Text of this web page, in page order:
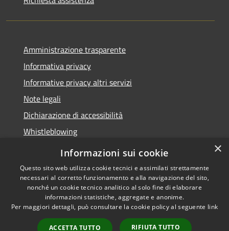
Amministrazione trasparente
Informativa privacy
Informative privacy altri servizi
Note legali
Dichiarazione di accessibilità
Whistleblowing
RSS
Accessibilità
Privacy
Copyright © 2026 • Comune di
Bussolengo • Powered by
Municipium•Accesso
redazione
×
Informazioni sui cookie
Questo sito web utilizza cookie tecnici e assimilati strettamente
necessari al corretto funzionamento e alla navigazione del sito,
nonché un cookie tecnico analitico al solo fine di elaborare
informazioni statistiche, aggregate e anonime.
Per maggiori dettagli, può consultare la cookie policy al seguente link
ACCETTA TUTTO RIFIUTA TUTTO